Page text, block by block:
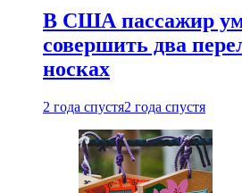
В США пассажир
совершить два
носках
2 года спустя2 года спустя